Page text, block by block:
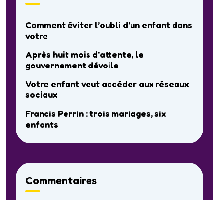
Comment éviter l’oubli d’un enfant dans
votre
Après huit mois d’attente, le
gouvernement dévoile
Votre enfant veut accéder aux réseaux
sociaux
Francis Perrin : trois mariages, six
enfants
Commentaires